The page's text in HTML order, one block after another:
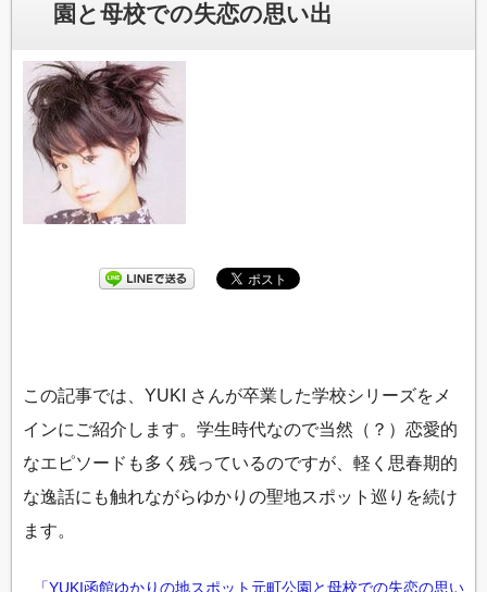
園と母校での失恋の思い出
この記事では、YUKI さんが卒業した学校シリーズをメ
インにご紹介します。学生時代なので当然（？）恋愛的
なエピソードも多く残っているのですが、軽く思春期的
な逸話にも触れながらゆかりの聖地スポット巡りを続け
ます。
「YUKI函館ゆかりの地スポット元町公園と母校での失恋の思い